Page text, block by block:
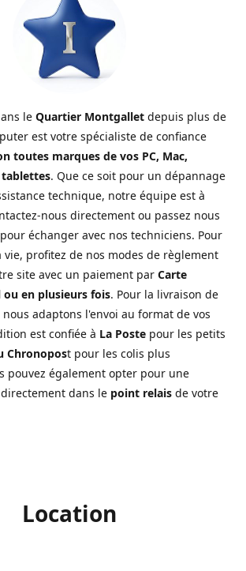
le Quartier Montgallet depuis plus de
est votre spécialiste de confiance
toutes marques de vos PC, Mac,
. Que ce soit pour un dépannage
technique, notre équipe est à
nous directement ou passez nous
échanger avec nos techniciens. Pour
profitez de nos modes de règlement
site avec un paiement par Carte
ou en plusieurs fois. Pour la livraison de
adaptons l'envoi au format de vos
est confiée à La Poste pour les petits
Chronopost pour les colis plus
pouvez également opter pour une
dans le point relais de votre
Location